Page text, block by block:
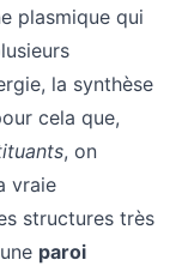
plasmique qui
la synthèse
cela que,
, on
vraie
structures très
paroi